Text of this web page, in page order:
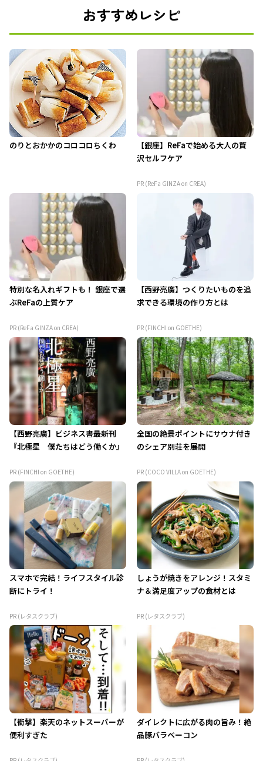
おすすめレシピ
のりとおかかのコロコロちくわ
【銀座】ReFaで始める大人の贅
沢セルフケア
PR (ReFa GINZA on CREA)
特別な名入れギフトも！ 銀座で選
ぶReFaの上質ケア
PR (ReFa GINZA on CREA)
【西野亮廣】つくりたいものを追
求できる環境の作り方とは
PR (FINCHI on GOETHE)
【西野亮廣】ビジネス書最新刊
『北極星 僕たちはどう働くか』
PR (FINCHI on GOETHE)
全国の絶景ポイントにサウナ付き
のシェア別荘を展開
PR (COCO VILLA on GOETHE)
スマホで完結！ライフスタイル診
断にトライ！
PR (レタスクラブ)
しょうが焼きをアレンジ！スタミ
ナ＆満足度アップの食材とは
PR (レタスクラブ)
【衝撃】楽天のネットスーパーが
便利すぎた
ダイレクトに広がる肉の旨み！絶
品豚バラベーコン